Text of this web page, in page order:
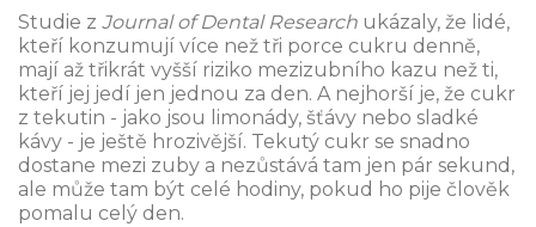
Studie z Journal of Dental Research ukázaly, že lidé,
kteří konzumují více než tři porce cukru denně,
mají až třikrát vyšší riziko mezizubního kazu než ti,
kteří jej jedí jen jednou za den. A nejhorší je, že cukr
z tekutin - jako jsou limonády, šťávy nebo sladké
kávy - je ještě hrozivější. Tekutý cukr se snadno
dostane mezi zuby a nezůstává tam jen pár sekund,
ale může tam být celé hodiny, pokud ho pije člověk
pomalu celý den.